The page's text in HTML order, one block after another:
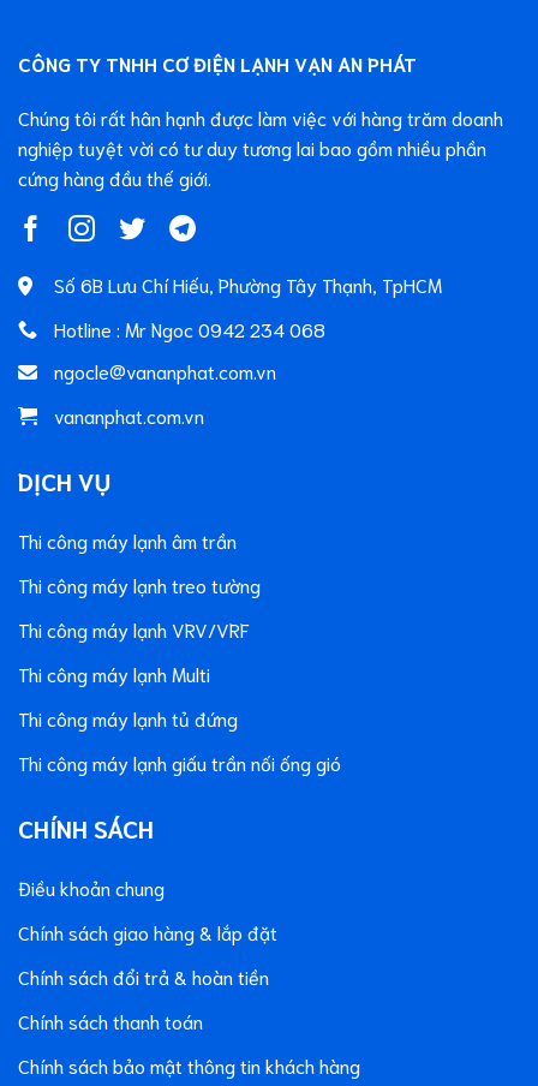
CÔNG TY TNHH CƠ ĐIỆN LẠNH VẠN AN PHÁT
Chúng tôi rất hân hạnh được làm việc với hàng trăm doanh
nghiệp tuyệt vời có tư duy tương lai bao gồm nhiều phần
cứng hàng đầu thế giới.
Số 6B Lưu Chí Hiếu, Phường Tây Thạnh, TpHCM
Hotline : Mr Ngoc 0942 234 068
ngocle@vananphat.com.vn
vananphat.com.vn
DỊCH VỤ
Thi công máy lạnh âm trần
Thi công máy lạnh treo tường
Thi công máy lạnh VRV/VRF
Thi công máy lạnh Multi
Thi công máy lạnh tủ đứng
Thi công máy lạnh giấu trần nối ống gió
CHÍNH SÁCH
Điều khoản chung
Chính sách giao hàng & lắp đặt
Chính sách đổi trả & hoàn tiền
Chính sách thanh toán
Chính sách bảo mật thông tin khách hàng